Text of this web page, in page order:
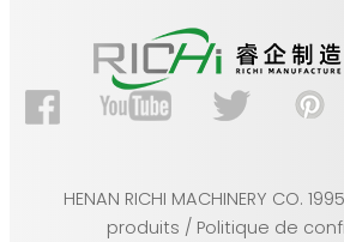
HENAN RICHI MACHINERY CO.
produits / Politique de